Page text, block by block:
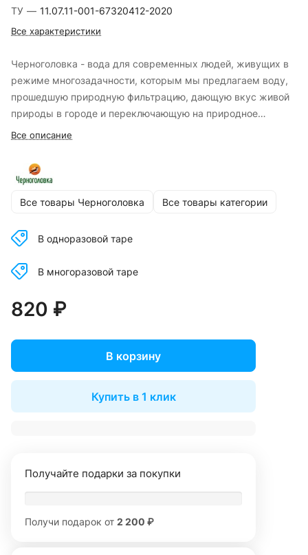
ТУ — 11.07.11-001-67320412-2020
Все характеристики
Черноголовка - вода для современных людей, живущих в
режиме многозадачности, которым мы предлагаем воду,
прошедшую природную фильтрацию, дающую вкус живой
природы в городе и переключающую на природное
состояние, в котором чувствуешь и фокусируешься на том,
Все описание
Все товары Черноголовка Все товары категории
В одноразовой таре
В многоразовой таре
820 ₽
В корзину
Купить в 1 клик
Получайте подарки за покупки
Получи подарок от 2 200 ₽